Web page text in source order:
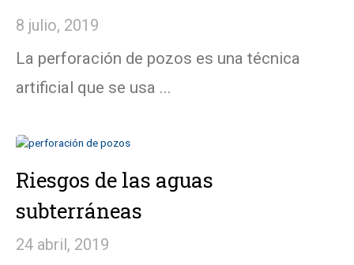
8 julio, 2019
La perforación de pozos es una técnica
artificial que se usa ...
Riesgos de las aguas
subterráneas
24 abril, 2019